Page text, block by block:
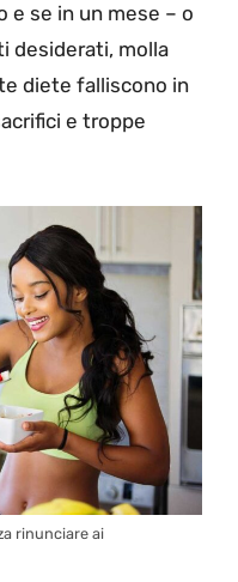
se in un mese – o
desiderati, molla
diete falliscono in
e troppe
rinunciare ai